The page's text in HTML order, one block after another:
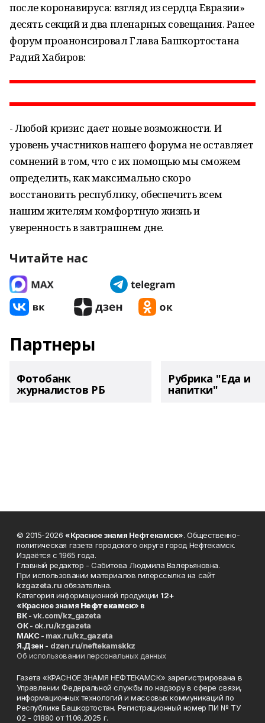
после коронавируса: взгляд из сердца Евразии»
десять секций и два пленарных совещания. Ранее
форум проанонсировал Глава Башкортостана
Радий Хабиров:
- Любой кризис дает новые возможности. И
уровень участников нашего форума не оставляет
сомнений в том, что с их помощью мы сможем
определить, как максимально скоро
восстановить республику, обеспечить всем
нашим жителям комфортную жизнь и
уверенность в завтрашнем дне.
Читайте нас
Партнеры
Фотобанк
журналистов РБ
Рубрика "Еда и
напитки"
© 2015-2026 «Красное знамя Нефтекамск». Общественно-
политическая газета городского округа город Нефтекамск.
Издаётся с 1965 года.
Главный редактор - Сабитова Людмила Валерьяновна.
При использовании материалов гиперссылка на сайт
kzgazeta.ru обязательна.
Категория информационной продукции 12+
«Красное знамя Нефтекамск» в
ВК -vk.com/kz_gazeta
ОК - ok.ru/kzgazeta
MAKC - max.ru/kz_gazeta
Я.Дзен - dzen.ru/neftekamskkz
Об использовании персональных данных
Газета «КРАСНОЕ ЗНАМЯ НЕФТЕКАМСК» зарегистрирована в
Управлении Федеральной службы по надзору в сфере связи,
информационных технологий и массовых коммуникаций по
Республике Башкортостан. Регистрационный номер ПИ № ТУ
02 - 01880 от 11.06.2025 г.